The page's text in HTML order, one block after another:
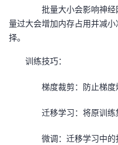
批量大小会影响神
量过大会增加内存占用并减小
择。
训练技巧：
梯度裁剪：防止梯度
迁移学习：将原训
微调：迁移学习中的